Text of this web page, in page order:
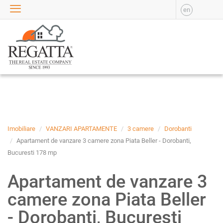
en
Imobiliare VANZARI APARTAMENTE 3 camere
Dorobanti
Apartament de vanzare 3 camere zona Piata Beller - Dorobanti,
Bucuresti 178 mp
Apartament de vanzare 3
camere zona Piata Beller
- Dorobanti, Bucuresti
VANZARE
APARTAMENTE DE
VANZARE
APARTAMENTE NOI DE
VANZARE
SPATII INDUSTRIALE DE
VANZARE
INCHIRIERE
APARTAMENTE DE
INCHIRIAT